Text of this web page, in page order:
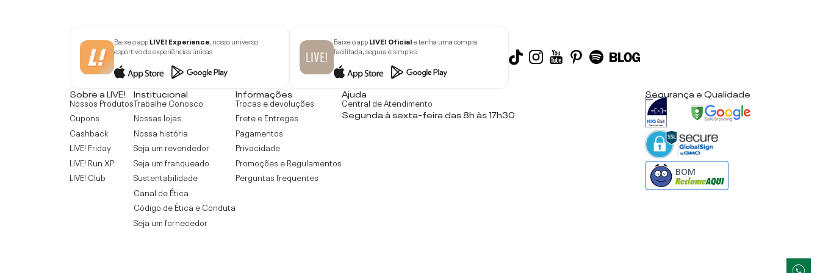
Baixe o appLIVE! Experience, nosso universo
esportivo de experiências únicas.
Baixe o appLIVE! Oficiale tenha uma compra
facilitada, segura e simples.
Sobre a LIVE!
Nossos Produtos
Cupons
Cashback
LIVE! Friday
LIVE! Run XP
LIVE! Club
Institucional
Trabalhe Conosco
Nossas lojas
Nossa história
Seja um revendedor
Seja um franqueado
Sustentabilidade
Canal de Ética
Código de Ética e Conduta
Seja um fornecedor
Informações
Trocas e devoluções
Frete e Entregas
Pagamentos
Privacidade
Promoções e Regulamentos
Perguntas frequentes
Ajuda
Central de Atendimento
Segunda à sexta-feira das 8h às 17h30
Segurança e Qualidade
BOM